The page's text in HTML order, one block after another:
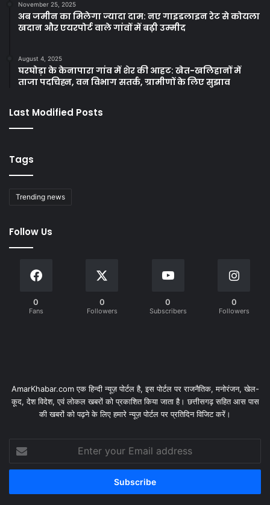
November 25, 2025
अब जमीन का मिलेगा ज्यादा दाम: नए गाइडलाइन रेट से कोयला
खदान और एयरपोर्ट वाले गांवों में बढ़ी उम्मीद
August 4, 2025
घरघोड़ा के केनापारा गांव में शेर की आहट: खेत-खलिहानों में
ताजा पदचिह्न, वन विभाग सतर्क, ग्रामीणों के लिए सुझाव
Last Modified Posts
Tags
Trending news
Follow Us
0
Fans
0
Followers
0
Subscribers
0
Followers
AmarKhabar.com एक हिन्दी न्यूज़ पोर्टल है, इस पोर्टल पर राजनैतिक, मनोरंजन, खेल-
कूद, देश विदेश, एवं लोकल खबरों को प्रकाशित किया जाता है। छत्तीसगढ़ सहित आस पास
की खबरों को पढ़ने के लिए हमारे न्यूज़ पोर्टल पर प्रतिदिन विजिट करें।
your
Email